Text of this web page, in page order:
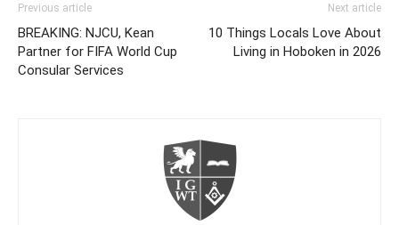
Previous article
BREAKING: NJCU, Kean
Partner for FIFA World Cup
Consular Services
Next article
10 Things Locals Love About
Living in Hoboken in 2026